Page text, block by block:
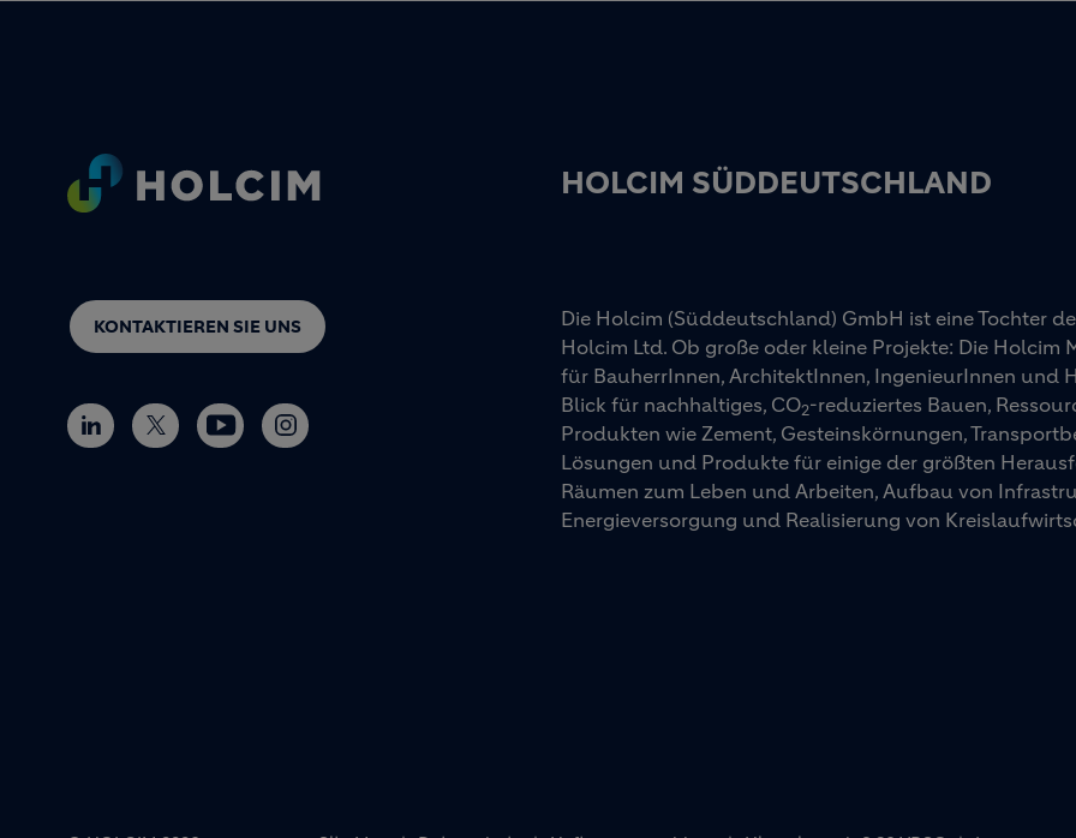
HOLCIM SÜDDEUTSCHLAND
KONTAKTIEREN SIE UNS
Die Holcim (Süddeutschland) GmbH ist eine Tochter
Holcim Ltd. Ob große oder kleine Projekte: Die
für BauherrInnen, ArchitektInnen, IngenieurInnen und
Blick für nachhaltiges, CO2-reduziertes Bauen,
Produkten wie Zement, Gesteinskörnungen,
Lösungen und Produkte für einige der größten
Räumen zum Leben und Arbeiten, Aufbau von
Energieversorgung und Realisierung von